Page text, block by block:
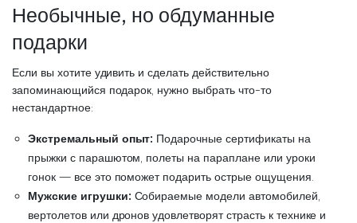
Необычные, но обдуманные
подарки
Если вы хотите удивить и сделать действительно
запоминающийся подарок, нужно выбрать что-то
нестандартное:
Экстремальный опыт: Подарочные сертификаты на
прыжки с парашютом, полеты на параплане или уроки
гонок — все это поможет подарить острые ощущения.
Мужские игрушки: Собираемые модели автомобилей,
вертолетов или дронов удовлетворят страсть к технике и